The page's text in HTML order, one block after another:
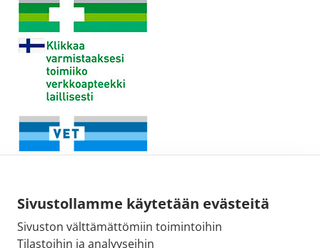
Sivustollamme käytetään evästeitä
Sivuston välttämättömiin toimintoihin
Tilastoihin ja analyyseihin